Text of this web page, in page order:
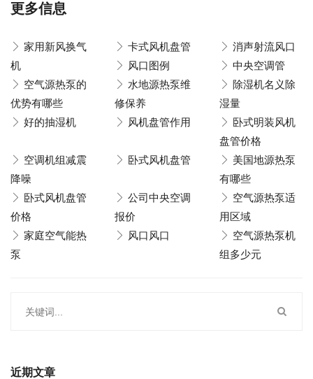
更多信息
家用新风换气
机
卡式风机盘管
消声射流风口
风口图例
中央空调管
空气源热泵的
优势有哪些
水地源热泵维
修保养
除湿机名义除
湿量
好的抽湿机
风机盘管作用
卧式明装风机
盘管价格
空调机组减震
降噪
卧式风机盘管
美国地源热泵
有哪些
卧式风机盘管
价格
公司中央空调
报价
空气源热泵适
用区域
家庭空气能热
泵
风口风口
空气源热泵机
组多少元
近期文章